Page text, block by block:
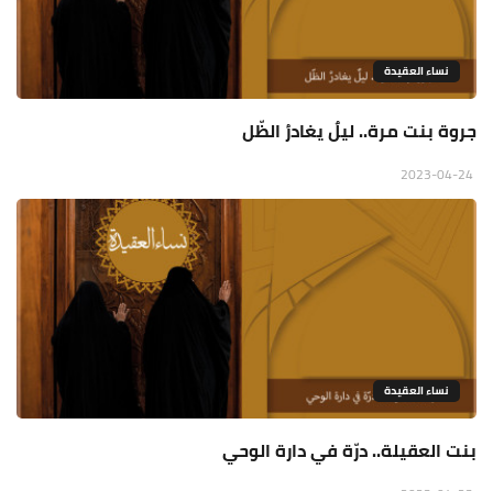
نساء العقيدة
جروة بنت مرة.. ليلٌ يغادرُ الظّل
نساء العقيدة
بنت العقيلة.. درّة في دارة الوحي